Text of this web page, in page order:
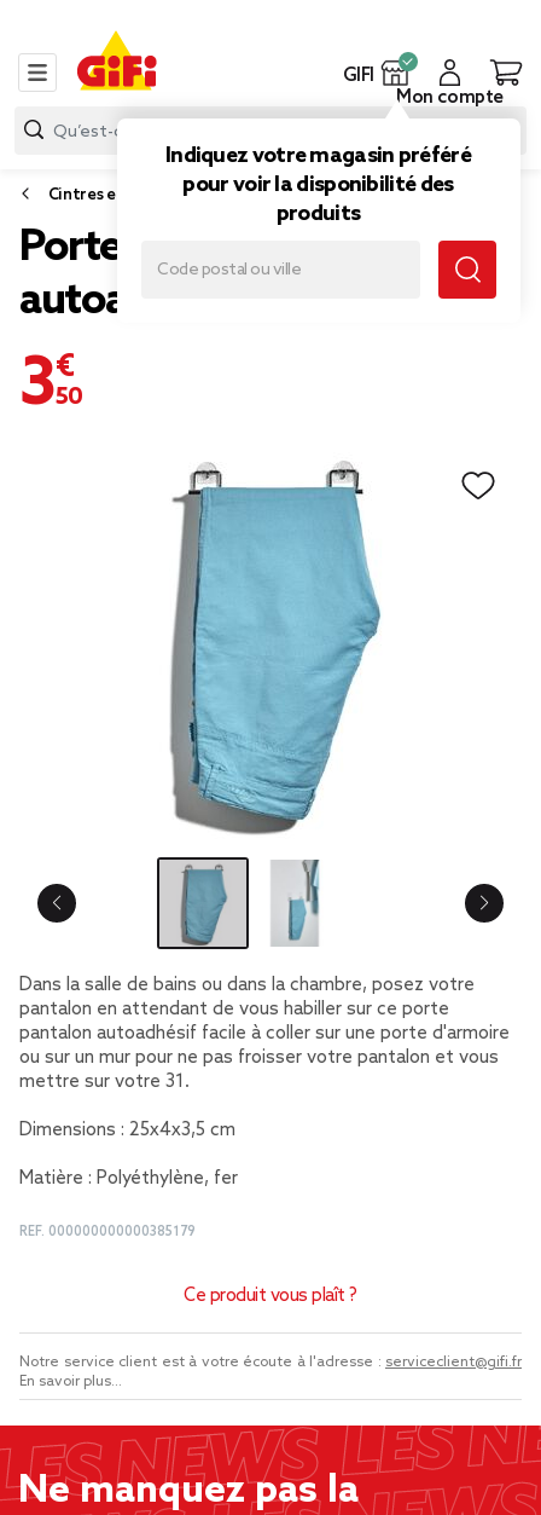
GIFI
Indiquez votre magasin préféré
pour voir la disponibilité des
produits
Mon compte
Cintres et accessoires dressing
Porte pantalon
autoadhésif
3,50 €
Dans la salle de bains ou dans la chambre, posez votre
pantalon en attendant de vous habiller sur ce porte
pantalon autoadhésif facile à coller sur une porte d'armoire
ou sur un mur pour ne pas froisser votre pantalon et vous
mettre sur votre 31.
Dimensions : 25x4x3,5 cm
Matière : Polyéthylène, fer
REF. 000000000000385179
Ce produit vous plaît ?
Notre service client est à votre écoute à l'adresse : serviceclient@gifi.fr
En savoir plus...
Ne manquez pas la